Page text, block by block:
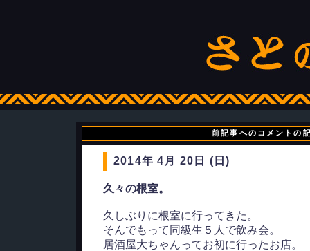
前記事へのコメントの
2014年 4月 20日 (日)
久々の根室。
久しぶりに根室に行ってきた。
そんでもって同級生５人で飲み会。
居酒屋大ちゃんってお初に行ったお店。